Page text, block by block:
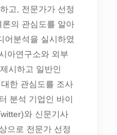
고, 전문가가 선정
의 관심도를 알아
어분석을 실시하였
아연구소와 외부
시하고 일반인
한 관심도를 조사
분석 기업인 바이
와 신문기사
으로 전문가 선정